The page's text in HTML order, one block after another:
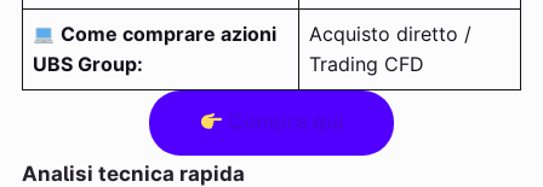
Come comprare azioni
UBS Group:
Acquisto diretto /
Trading CFD
Compra qui
Analisi tecnica rapida